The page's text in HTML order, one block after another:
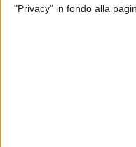
"Privacy" in fondo alla